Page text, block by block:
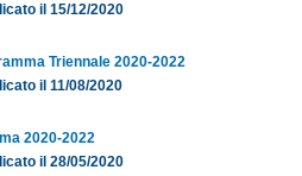
il 15/12/2020
Triennale 2020-2022
il 11/08/2020
2020-2022
il 28/05/2020